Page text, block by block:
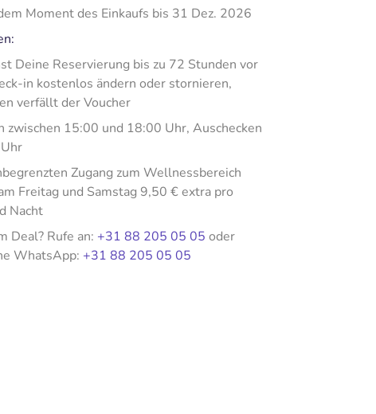
Moment des Einkaufs bis 31 Dez. 2026
Deine Reservierung bis zu 72 Stunden vor
in kostenlos ändern oder stornieren,
verfällt der Voucher
zwischen 15:00 und 18:00 Uhr, Auschecken
Zugang zum Wellnessbereich
Freitag und Samstag 9,50 € extra pro
Nacht
Deal? Rufe an: +31 88 205 05 05 oder
WhatsApp: +31 88 205 05 05